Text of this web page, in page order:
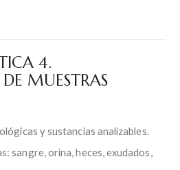
4.
MUESTRAS
y sustancias analizables.
sangre, orina, heces, exudados,